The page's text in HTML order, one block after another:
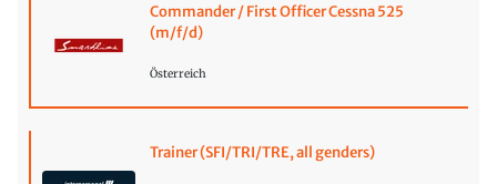
Commander / First Officer Cessna 525
(m/f/d)
Österreich
Trainer (SFI/TRI/TRE, all genders)